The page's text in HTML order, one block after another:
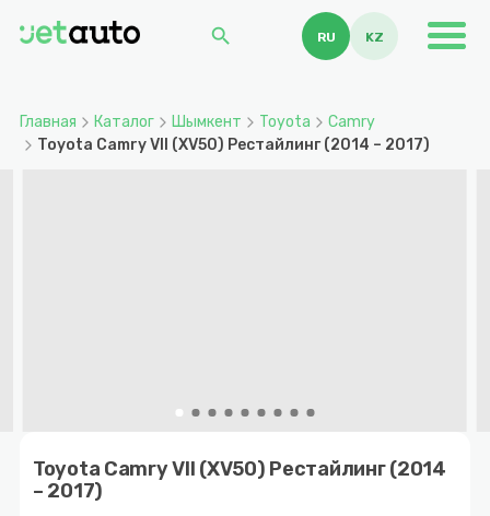
search RU KZ
Главная Каталог Шымкент Toyota
Camry
Toyota Camry VII (XV50) Рестайлинг (2014 – 2017)
Toyota Camry VII (XV50) Рестайлинг (2014
– 2017)